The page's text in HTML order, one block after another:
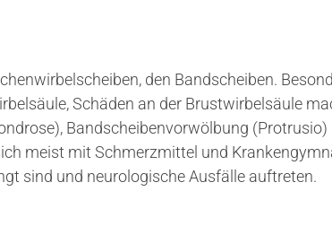
den Bandscheiben.
Schäden an der Brustwirbelsäule
Bandscheibenvorwölbung
meist mit Schmerzmittel und
sind und neurologische Ausfälle auftreten.